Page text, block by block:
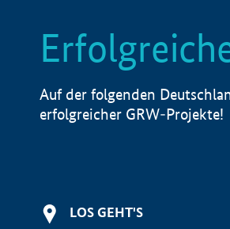
Auf der folgenden
erfolgreicher GRW-Projekte!
LOS GEHT'S